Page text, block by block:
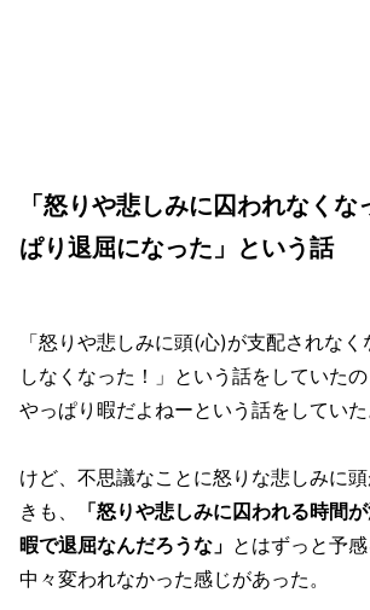
「怒りや悲しみに囚われなくな
ぱり退屈になった」という話
「怒りや悲しみに頭(心)が支配されな
しなくなった！」という話をしていた
やっぱり暇だよねーという話をしていた
けど、不思議なことに怒りな悲しみに
きも、
「怒りや悲しみに囚われる時間
暇で退屈なんだろうな」 とはずっと予
中々変われなかった感じがあった。